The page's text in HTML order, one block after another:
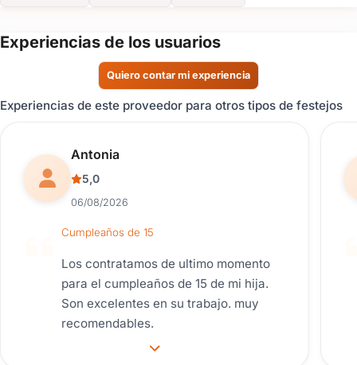
Experiencias de los usuarios
Quiero contar mi experiencia
Experiencias de este proveedor para otros tipos de festejos
Reseña de usuario.
Antonia
5,0
06/08/2026
Cumpleaños de 15
Los contratamos de ultimo momento
para el cumpleaños de 15 de mi hija.
Son excelentes en su trabajo. muy
recomendables.